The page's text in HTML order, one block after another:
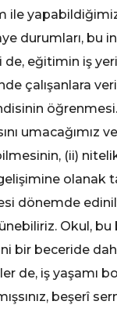
durumları, bu
de, eğitimin iş
çalışanlara
(ii)
olanak
dönemde
Okul,
bir beceride
de, iş yaşamı
beşerî